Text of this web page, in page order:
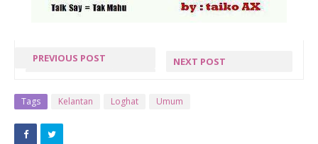
PREVIOUS POST
KAT
KAMPUNG !!
NEXT POST
Tags Kelantan Loghat Umum